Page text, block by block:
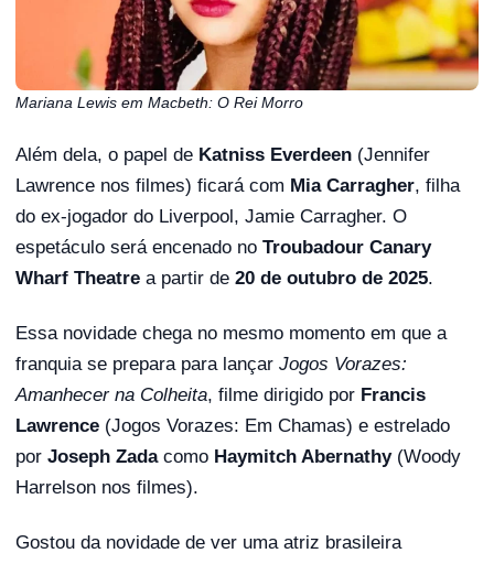
Mariana Lewis em Macbeth: O Rei Morro
Além dela, o papel de Katniss Everdeen (Jennifer
Lawrence nos filmes) ficará com Mia Carragher, filha
do ex-jogador do Liverpool, Jamie Carragher. O
espetáculo será encenado no Troubadour Canary
Wharf Theatre a partir de 20 de outubro de 2025.
Essa novidade chega no mesmo momento em que a
franquia se prepara para lançar Jogos Vorazes:
Amanhecer na Colheita, filme dirigido por Francis
Lawrence (Jogos Vorazes: Em Chamas) e estrelado
por Joseph Zadacomo Haymitch Abernathy(Woody
Harrelson nos filmes).
Gostou da novidade de ver uma atriz brasileira